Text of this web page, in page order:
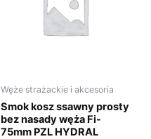
Węże strażackie i akcesoria
Smok kosz ssawny prosty
bez nasady węża Fi-
75mm PZL HYDRAL